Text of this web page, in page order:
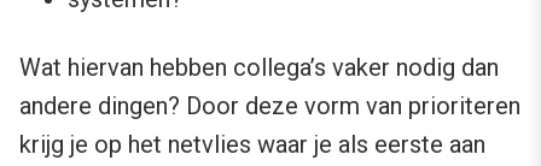
Wat hiervan hebben collega’s vaker nodig dan
andere dingen? Door deze vorm van prioriteren
krijg je op het netvlies waar je als eerste aan